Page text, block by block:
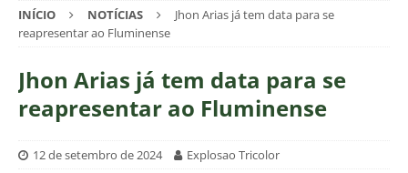
INÍCIO NOTÍCIAS
Jhon Arias já tem data para se
reapresentar ao Fluminense
Jhon Arias já tem data para se
reapresentar ao Fluminense
12 de setembro de 2024 Explosao Tricolor